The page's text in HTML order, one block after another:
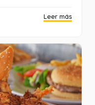
Leer más